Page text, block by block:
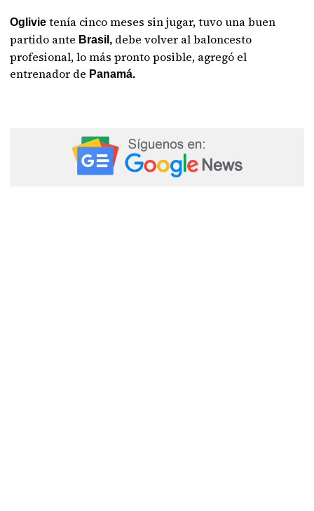
Oglivie tenía cinco meses sin jugar, tuvo una buen
partido ante Brasil, debe volver al baloncesto
profesional, lo más pronto posible, agregó el
entrenador de Panamá.